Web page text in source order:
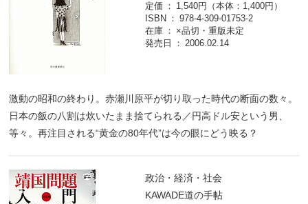
定価
1,540円（本体：1,400円）
ISBN
978-4-309-01753-2
在庫
×品切・重版未定
発売日
2006.02.14
激動の昭和の終わり。赤瀬川原平が切り取った時代の断面の数々。
日本の飯の八割は炊いたまま捨てられる／円高ドル安という男、
等々。再注目される“黄金の80年代”は今の眼にどう映る？
政治・経済・社会
KAWADE道の手帖